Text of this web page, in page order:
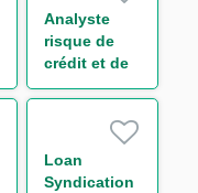
Analyste
risque de
crédit et de
portefeuille -
Transport
H/F
Loan
Syndication